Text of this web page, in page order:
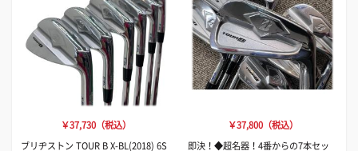
￥37,730（税込）
ブリヂストン TOUR B X-BL(2018) 6S
￥37,800（税込）
即決！◆超名器！4番からの7本セッ